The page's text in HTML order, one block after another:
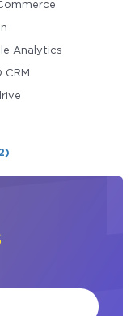
Analytics
CRM